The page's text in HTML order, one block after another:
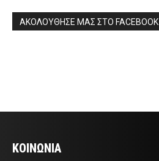
ΑΚΟΛΟΥΘΗΣΕ ΜΑΣ ΣΤΟ FACEBOOK
ΚΟΙΝΩΝΙΑ